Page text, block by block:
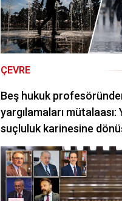
ÇEVRE
Beş hukuk
yargılamaları
suçluluk karinesine